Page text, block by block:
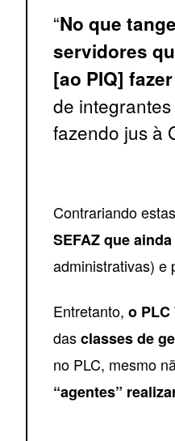
“No que
servidores
[ao PIQ]
de
fazendo jus à
Contrariando
SEFAZ que
administrativas) e
Entretanto, o
dasclasses de
no PLC, mesmo
“agentes”